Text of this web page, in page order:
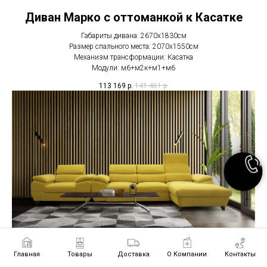
Главная Товары Доставка О Компании Контакты
Диван Марко с оттоманкой к Касатке
Габариты дивана: 2670х1830см
Размер спального места: 2070х1550см
Механизм трансформации: Касатка
Модули: м6+м2к+м1+м6
113 169 р. 141 461 р.
Диван Слим с оттоманкой